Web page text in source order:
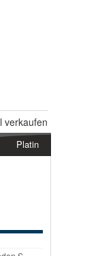
verkaufen
Platin